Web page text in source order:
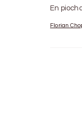
En
Florian